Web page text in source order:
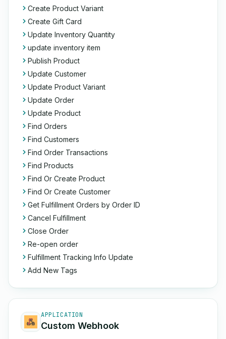
Create Product Variant
Create Gift Card
Update Inventory Quantity
update inventory item
Publish Product
Update Customer
Update Product Variant
Update Order
Update Product
Find Orders
Find Customers
Find Order Transactions
Find Products
Find Or Create Product
Find Or Create Customer
Get Fulfillment Orders by Order ID
Cancel Fulfillment
Close Order
Re-open order
Fulfillment Tracking Info Update
Add New Tags
APPLICATION
Custom Webhook